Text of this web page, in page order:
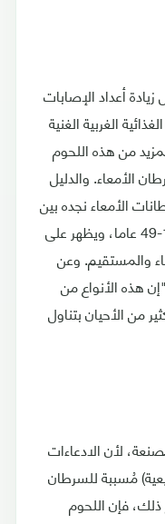
أعداد الإصابات
الغربية الغنية
من هذه اللحوم
الأمعاء. والدليل
الأمعاء نجده بين
أولئك الذين تتراوح أعمارهم ما بين 18-49 عاما، ويظهر على
والمستقيم. وعن
هذه الأنواع من
من الأحيان بتناول
لأن الادعاءات
مُسببة للسرطان
فإن اللحوم